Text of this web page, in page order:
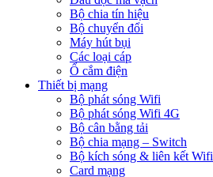
Bộ chia tín hiệu
Bộ chuyển đổi
Máy hút bụi
Các loại cáp
Ổ cắm điện
Thiết bị mạng
Bộ phát sóng Wifi
Bộ phát sóng Wifi 4G
Bộ cân bằng tải
Bộ chia mạng – Switch
Bộ kích sóng & liên kết Wifi
Card mạng